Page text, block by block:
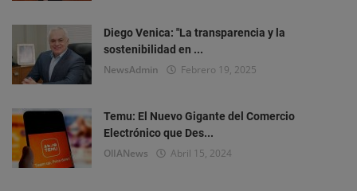
Diego Venica: "La transparencia y la
sostenibilidad en ...
NewsAdmin Febrero 19, 2025
Temu: El Nuevo Gigante del Comercio
Electrónico que Des...
OlIANews Abril 15, 2024